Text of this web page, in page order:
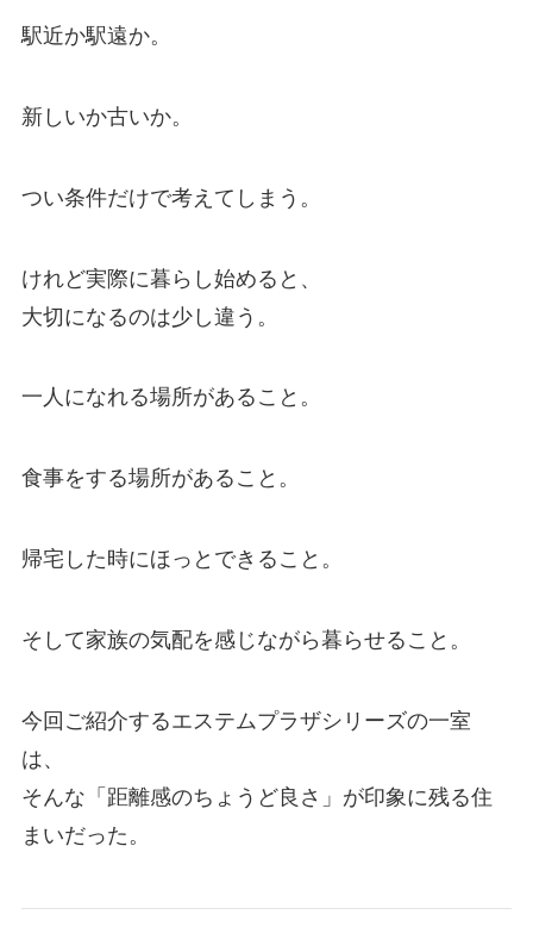
駅近か駅遠か。
新しいか古いか。
つい条件だけで考えてしまう。
けれど実際に暮らし始めると、
大切になるのは少し違う。
一人になれる場所があること。
食事をする場所があること。
帰宅した時にほっとできること。
そして家族の気配を感じながら暮らせること。
今回ご紹介するエステムプラザシリーズの一室
は、
そんな「距離感のちょうど良さ」が印象に残る住
まいだった。